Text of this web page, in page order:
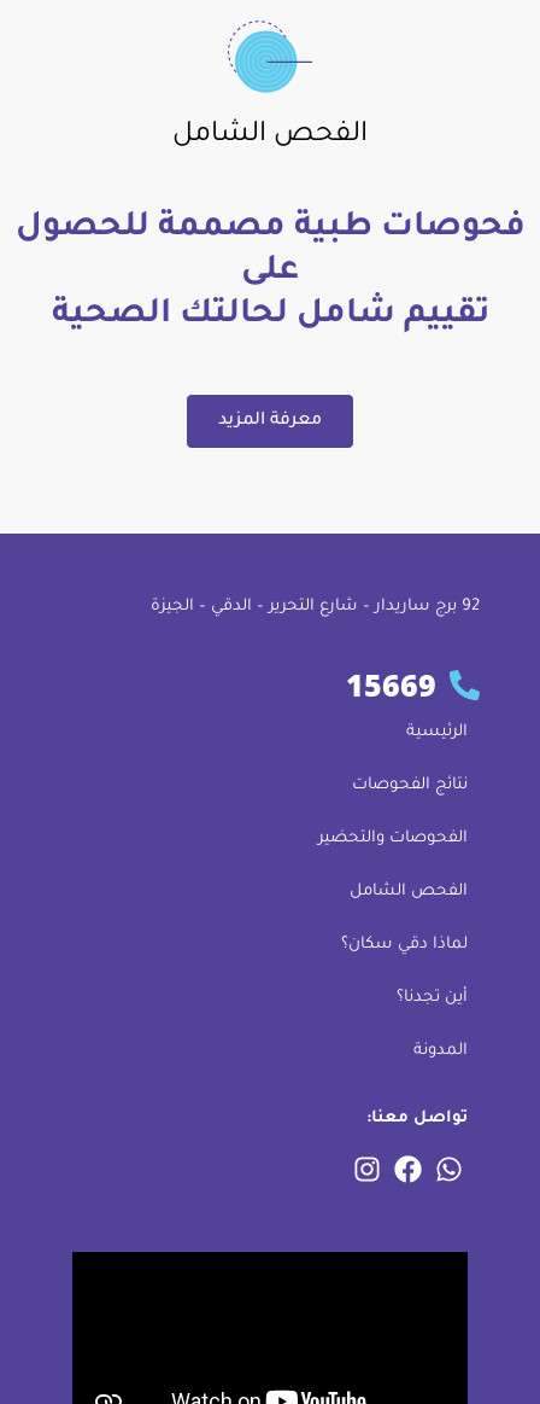
الفحص الشامل
فحوصات طبية مصممة للحصول
على
تقييم شامل لحالتك الصحية
معرفة المزيد
92 ﺑﺮج ﺳﺎرﻳﺪار – ﺷﺎرع اﻟﺘﺤﺮﻳﺮ – اﻟﺪﻗﻲ – اﻟﺠﻴﺰة
15669
الرئيسية
نتائج الفحوصات
الفحوصات والتحضير
الفحص الشامل
لماذا دقي سكان؟
أين تجدنا؟
المدونة
تواصل معنا: